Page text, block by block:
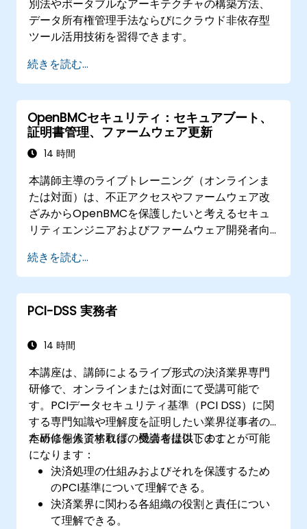
別法やポータブルなアーキテクチャの構築方法、
データ所有権管理手法ならびにクラウド非依存型
ツール活用技術を習得できます。
続きを読む...
OpenBMCセキュリティ：セキュアブート、
証明書管理、ファームウェア更新
14 時間
本講師主導のライブトレーニング（オンラインま
たは対面）は、不正アクセスやファームウェア改
ざみからOpenBMCを保護したいと考えるセキュ
リティエンジニアおよびファームウェア開発者向
続きを読む...
PCI-DSS 実務者
14 時間
本講座は、講師によるライブ形式の決済業界専門
研修で、オンラインまたは対面にて受講可能で
す。PCIデータセキュリティ基準（PCI DSS）に関
する専門知識や理解度を証明したい業界従事者の
ために個人資格取得の機会を提供します。
本研修を修了すれば、受講者は以下のことが可能
になります：
決済処理の仕組みおよびそれを保護するため
のPCI基準について理解できる。
決済業界に関わる各組織の役割と責任につい
て理解できる。